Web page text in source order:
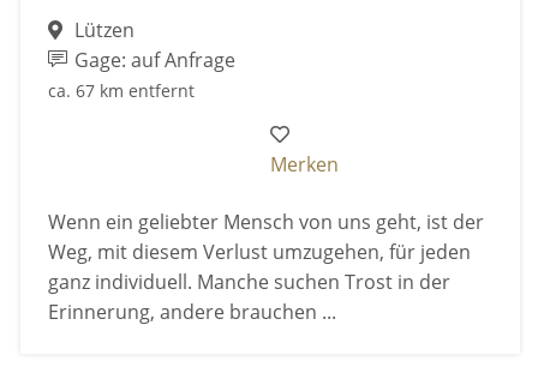
Lützen
Gage: auf Anfrage
ca. 67 km entfernt
Merken
Wenn ein geliebter Mensch von uns geht, ist der
Weg, mit diesem Verlust umzugehen, für jeden
ganz individuell. Manche suchen Trost in der
Erinnerung, andere brauchen ...